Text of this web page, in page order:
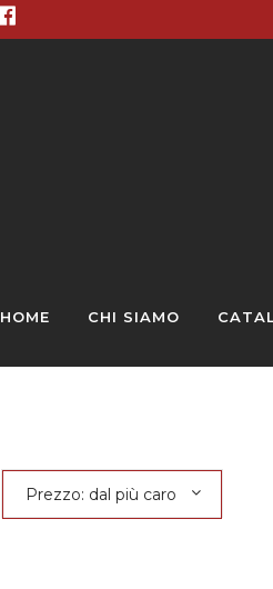
HOME CHI SIAMO
Prezzo: dal più caro